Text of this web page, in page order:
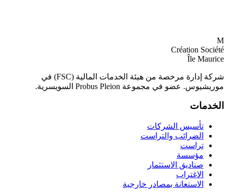
M
Création Société
Île Maurice
شركة إدارة مرخصة من هيئة الخدمات المالية (FSC) في
موريشيوس. عضو في مجموعة Probus Pleion السويسرية.
الخدمات
تأسيس الشركات
الضرائب والتراست
تراست
مؤسسة
صناديق الاستثمار
الاغتراب
الاستعانة بمصادر خارجية